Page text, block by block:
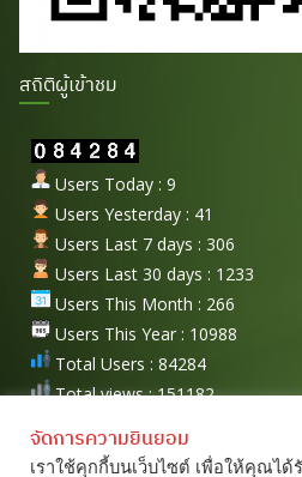
สถิติผู้เข้าชม
Users Today : 9
Users Yesterday : 41
Users Last 7 days : 306
Users Last 30 days : 1233
Users This Month : 266
Users This Year : 10988
Total Users : 84284
Total views : 151182
จัดการความยินยอม
เราใช้คุกกี้บนเว็บไซต์ เพื่อให้คุณไ